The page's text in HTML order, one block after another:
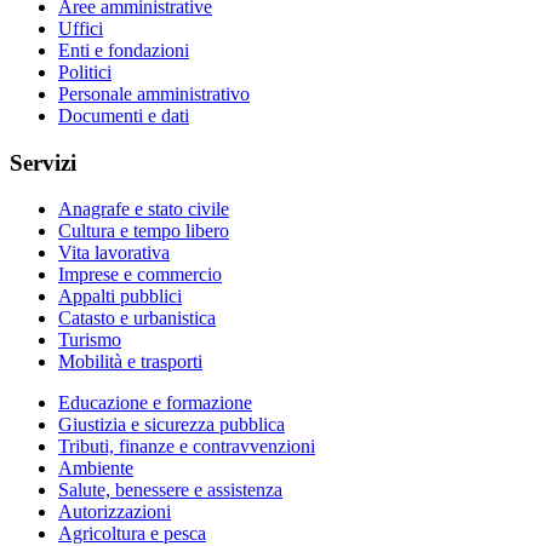
Aree amministrative
Uffici
Enti e fondazioni
Politici
Personale amministrativo
Documenti e dati
Servizi
Anagrafe e stato civile
Cultura e tempo libero
Vita lavorativa
Imprese e commercio
Appalti pubblici
Catasto e urbanistica
Turismo
Mobilità e trasporti
Educazione e formazione
Giustizia e sicurezza pubblica
Tributi, finanze e contravvenzioni
Ambiente
Salute, benessere e assistenza
Autorizzazioni
Agricoltura e pesca